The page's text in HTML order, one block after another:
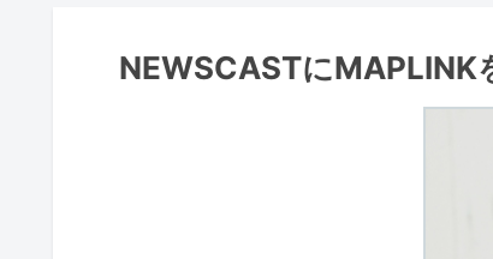
NEWSCASTにMAPLINK